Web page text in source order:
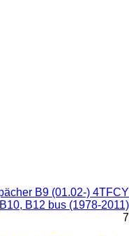
B10, B12 bus (1978-2011)
7